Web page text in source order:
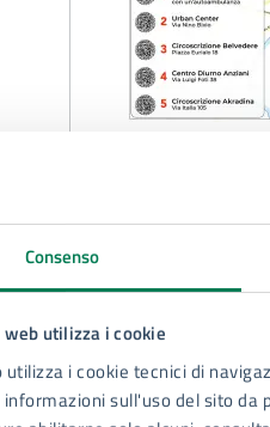
Consenso
utilizza i cookie
utilizza i cookie tecnici di
sull'uso del sito
Allegati
Rifugi